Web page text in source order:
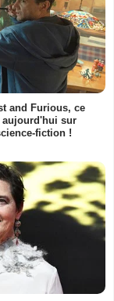
and Furious, ce
aujourd'hui sur
fiction !